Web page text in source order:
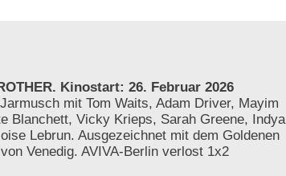
Kinostart: 26. Februar 2026
mit Tom Waits, Adam Driver, Mayim
Blanchett, Vicky Krieps, Sarah Greene, Indya
Lebrun. Ausgezeichnet mit dem Goldenen
Venedig. AVIVA-Berlin verlost 1x2